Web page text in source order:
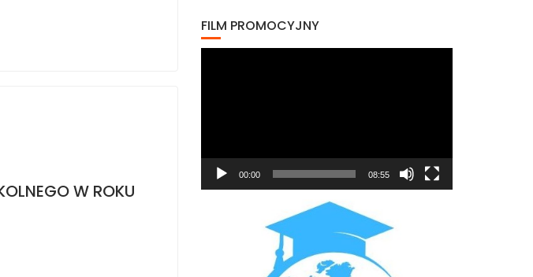
W ROKU
FILM PROMOCYJNY
00:00 08:55